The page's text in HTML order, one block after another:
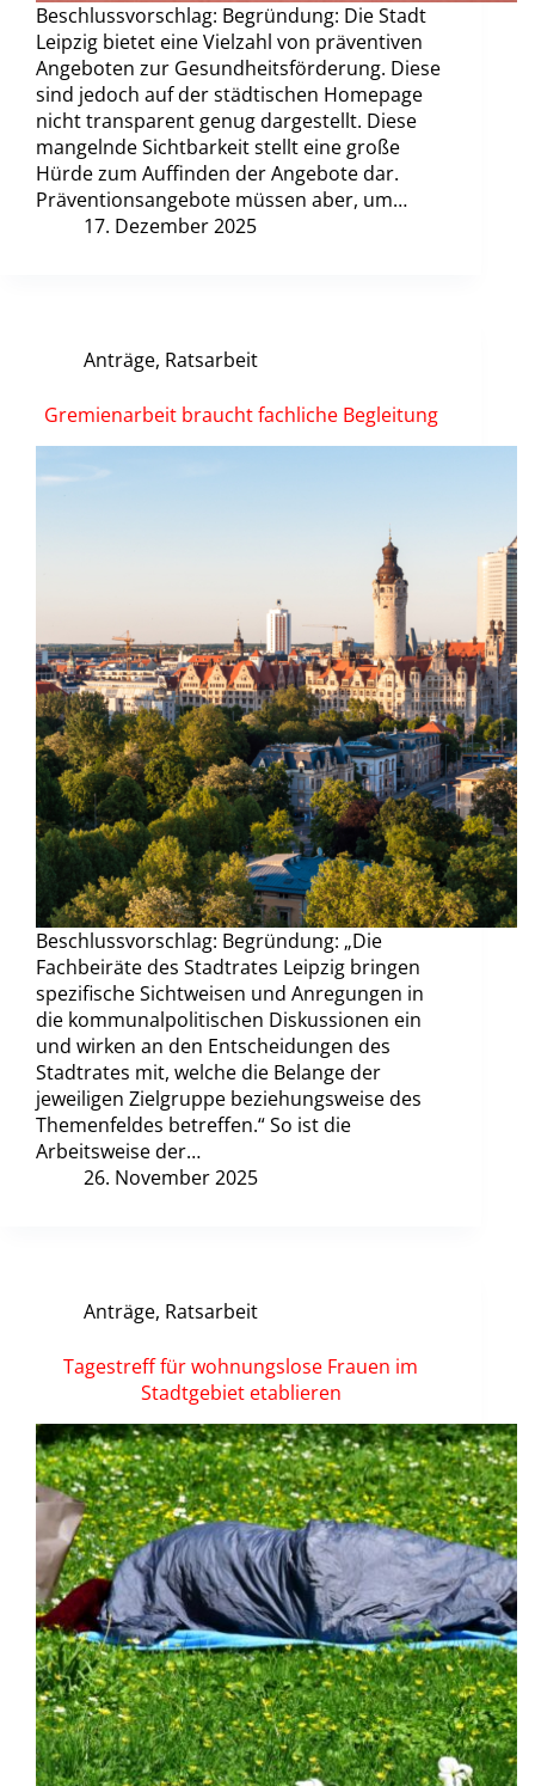
Beschlussvorschlag: Begründung: Die Stadt
Leipzig bietet eine Vielzahl von präventiven
Angeboten zur Gesundheitsförderung. Diese
sind jedoch auf der städtischen Homepage
nicht transparent genug dargestellt. Diese
mangelnde Sichtbarkeit stellt eine große
Hürde zum Auffinden der Angebote dar.
Präventionsangebote müssen aber, um…
17. Dezember 2025
Anträge, Ratsarbeit
Gremienarbeit braucht fachliche Begleitung
Beschlussvorschlag: Begründung: „Die
Fachbeiräte des Stadtrates Leipzig bringen
spezifische Sichtweisen und Anregungen in
die kommunalpolitischen Diskussionen ein
und wirken an den Entscheidungen des
Stadtrates mit, welche die Belange der
jeweiligen Zielgruppe beziehungsweise des
Themenfeldes betreffen.“ So ist die
Arbeitsweise der…
26. November 2025
Anträge, Ratsarbeit
Tagestreff für wohnungslose Frauen im
Stadtgebiet etablieren